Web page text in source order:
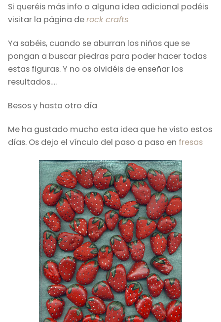
Si queréis más info o alguna idea adicional podéis
visitar la página derock crafts
Ya sabéis, cuando se aburran los niños que se
pongan a buscar piedras para poder hacer todas
estas figuras. Y no os olvidéis de enseñar los
resultados….
Besos y hasta otro día
Me ha gustado mucho esta idea que he visto estos
días. Os dejo el vínculo del paso a paso en fresas